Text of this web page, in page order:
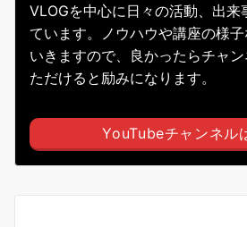
VLOGを中心に日々の活動、出来
ています。ノウハウや講座の様
いきますので、良かったらチャ
ただけると励みになります。
YouTubeチャンネル